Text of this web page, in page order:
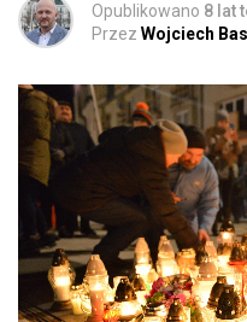
Opublikowano 8 lat
Przez Wojciech